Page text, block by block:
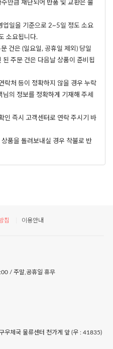
만큼 재단되어 반품 및 교환은 불
업일을 기준으로 2~5일 정도 소요
소요됩니다.
건은 (일요일, 공휴일 제외) 당일
주문 건은 다음날 상품이 준비됩
락처 등이 정확하지 않을 경우 누락
의 정보를 정확하게 기재해 주세
인 즉시 고객센터로 연락 주시기 바
품을 돌려보내실 경우 착불로 반
침 이용안내
/ 주말,공휴일 휴무
우체국 물류센터 천가게 앞 (우 : 41835)